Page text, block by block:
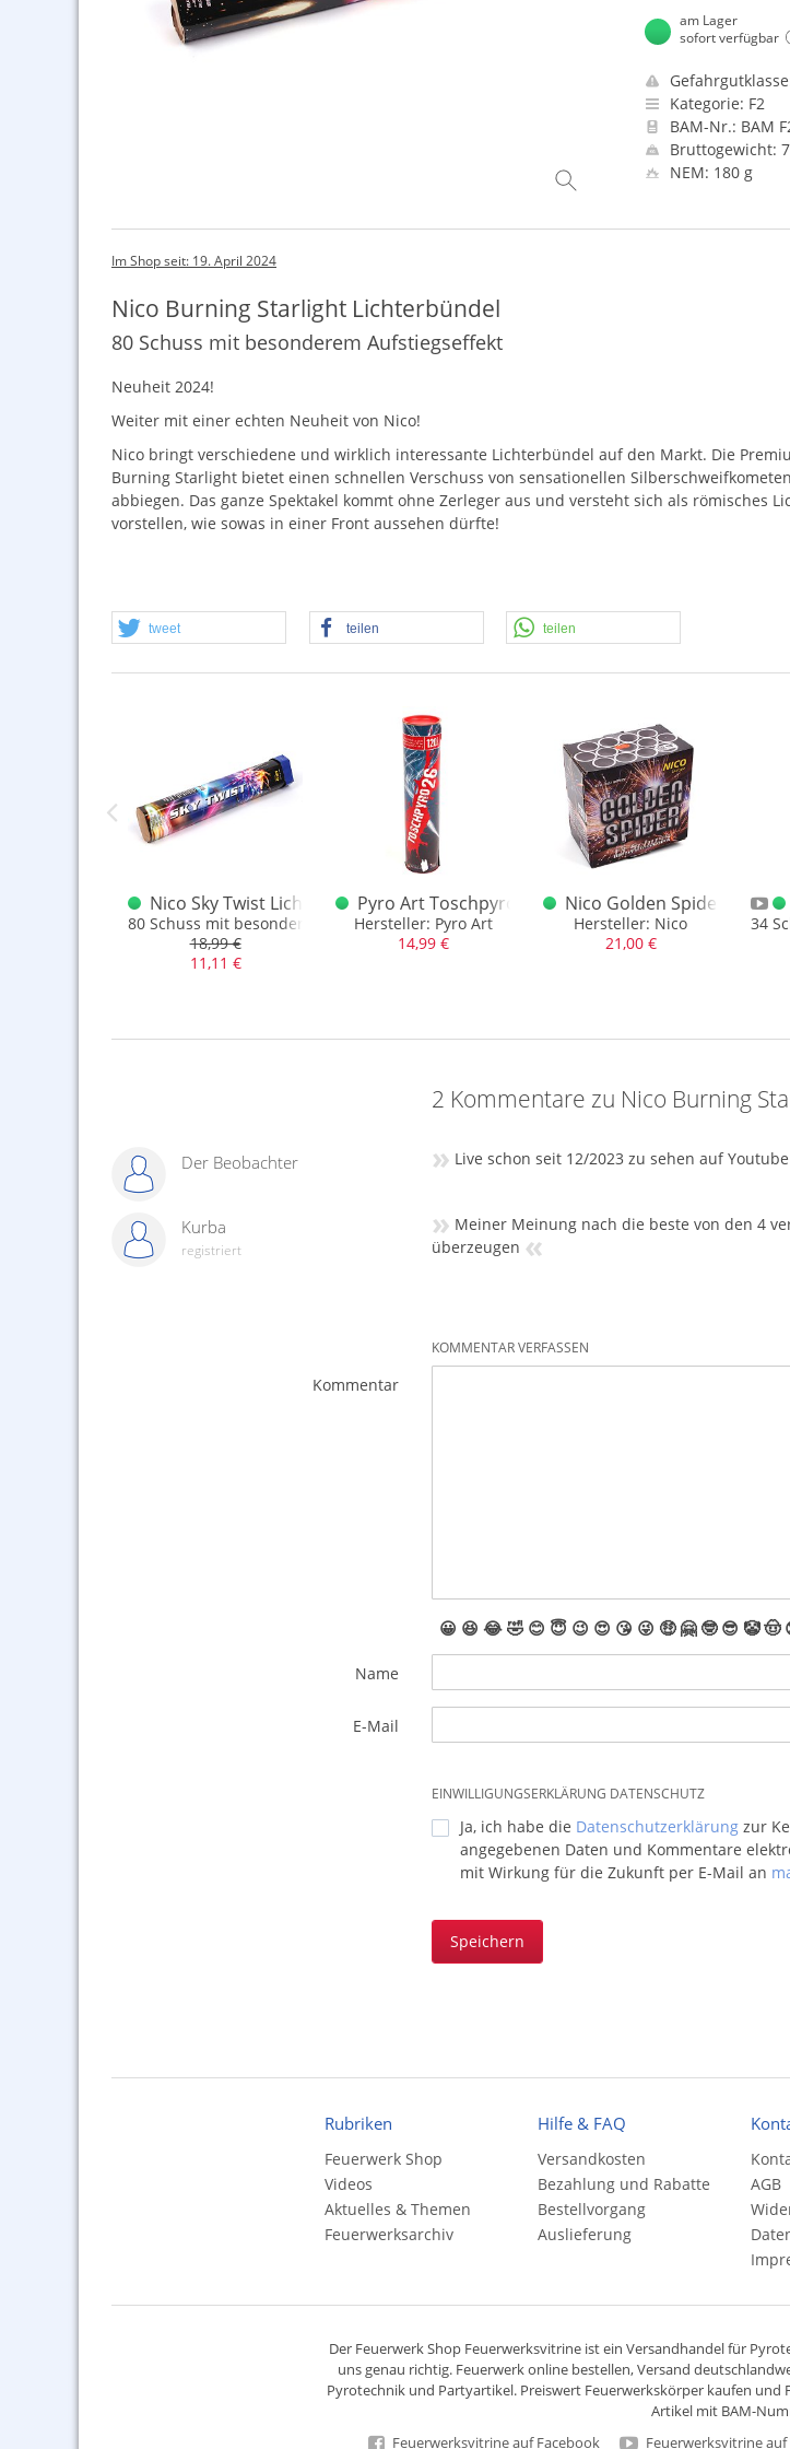
am Lager
sofort verfügbar
Kategorie: F2
BAM-Nr.: BAM
Bruttogewicht:
NEM: 180 g
Im Shop seit: 19. April 2024
Nico Burning Starlight Lichterbündel
80 Schuss mit besonderem Aufstiegseffekt
Neuheit 2024!
Weiter mit einer echten Neuheit von Nico!
Nico bringt verschiedene und wirklich interessante Lichterbündel auf den Markt. Die
Burning Starlight bietet einen schnellen Verschuss von sensationellen
abbiegen. Das ganze Spektakel kommt ohne Zerleger aus und versteht sich als römisches
vorstellen, wie sowas in einer Front aussehen dürfte!
tweet teilen teilen
zu 20mm Kal. und 92gr. NEM
Nico Sky Twist Lichterbündel
80 Schuss mit besonderem Aufstiegseffekt
18,99 €
11,11 €
Pyro Art Toschpyro 26 Lichterbündel
Hersteller: Pyro Art
14,99 €
Nico Golden Spider
Hersteller: Nico
21,00 €
34
2 Kommentare zu Nico Burning
Der Beobachter » Live schon seit 12/2023 zu sehen auf
Kurba
registriert
» Meiner Meinung nach die beste von den 4
überzeugen «
KOMMENTAR VERFASSEN
Kommentar
😀 😆 😂🤣 😊 😇 😉 😍 😘 😜 🤑 🤗 🤓 😎 🤡🤠
Name
E-Mail
EINWILLIGUNGSERKLÄRUNG DATENSCHUTZ
Ja, ich habe die Datenschutzerklärungzur
angegebenen Daten und Kommentare
mit Wirkung für die Zukunft per E-Mail an
Speichern
Rubriken
Feuerwerk Shop
Videos
Aktuelles & Themen
Feuerwerksarchiv
Hilfe & FAQ
Versandkosten
Bezahlung und Rabatte
Bestellvorgang
Auslieferung
AGB
Der Feuerwerk Shop Feuerwerksvitrine ist ein Versandhandelfür
uns genau richtig. Feuerwerk online bestellen,Versand
Pyrotechnikund Partyartikel. Preiswert Feuerwerkskörperkaufen und
Artikel mit BAM-
Feuerwerksvitrine auf Facebook
Feuerwerksvitrine